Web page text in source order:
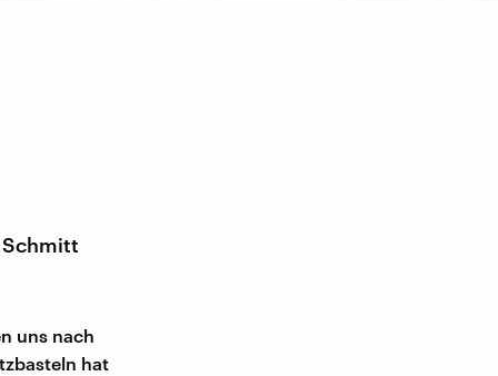
uns nach
hat